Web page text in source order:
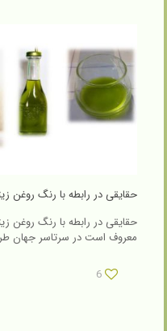
حقایقی در رابطه با رنگ روغن
حقایقی در رابطه با رنگ روغن
معروف است در سرتاسر جهان
6